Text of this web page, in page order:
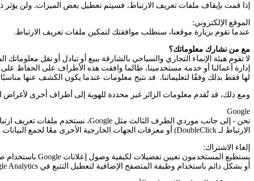
إذا قمت بإيقاف ملفات تعريف الارتباط، فسيتم تعطيل بعض الميزات. ولن
الموقع الإلكتروني:
عندما تقوم بزيارة موقعنا، سنطلب موافقتك لتمكين ملفات تعريف الارتباط.
مع من نشارك معلوماتك؟
لا تقوم هيئة الإنماء التجاري والسياحي بالشارقة ببيع أو تبادل أو نقل
إدارة أعمالنا أو خدمة مستخدمينا، طالما وافقت هذه الأطراف على الحفاظ
لها فقط بذلك وفقًا لتعليماتنا. قد نتيح معلومات عندما يكون الكشف عنها مناسبًا
ومع ذلك، قد تُقدم معلومات الزائر غير محددة للهوية إلى أطراف أخرى لأغراض
Google
نحن - إلى جانب موردي الطرف الثالث مثل Google، نستخدم ملفات تعريف
الارتباط لـ DoubleClick) أو معرفات الجهات الخارجية الأخرى معًا لجمع
إلغاء الاشتراك:
يستطيع المستخدمون تعيين تفضيلات لكيفية وصول إعلانات Google باستخدام صفحة إعدادات إعلانات
أو بشكل دائم باستخدام وظيفة المتصفح الإضافية لتعطيل التتبع في Analytics